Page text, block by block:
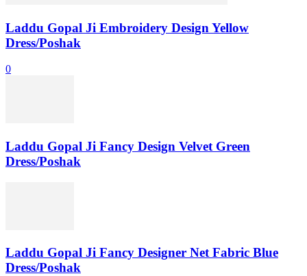
Laddu Gopal Ji Embroidery Design Yellow
Dress/Poshak
0
Laddu Gopal Ji Fancy Design Velvet Green
Dress/Poshak
Laddu Gopal Ji Fancy Designer Net Fabric Blue
Dress/Poshak